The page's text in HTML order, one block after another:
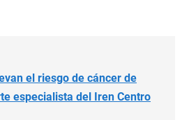
el riesgo de cáncer de
especialista del Iren Centro